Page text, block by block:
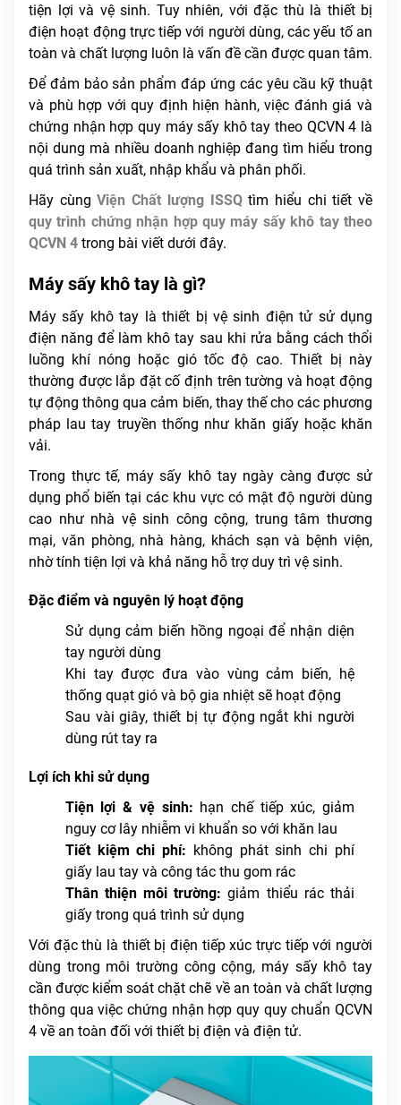
tiện lợi và vệ sinh. Tuy nhiên, với đặc thù là thiết bị
điện hoạt động trực tiếp với người dùng, các yếu tố an
toàn và chất lượng luôn là vấn đề cần được quan tâm.
Để đảm bảo sản phẩm đáp ứng các yêu cầu kỹ thuật
và phù hợp với quy định hiện hành, việc đánh giá và
chứng nhận hợp quy máy sấy khô tay theo QCVN 4 là
nội dung mà nhiều doanh nghiệp đang tìm hiểu trong
quá trình sản xuất, nhập khẩu và phân phối.
Hãy cùngViện Chất lượng ISSQtìm hiểu chi tiết về
quy trình chứng nhận hợp quy máy sấy khô tay theo
QCVN 4 trong bài viết dưới đây.
Máy sấy khô tay là gì?
Máy sấy khô tay là thiết bị vệ sinh điện tử sử dụng
điện năng để làm khô tay sau khi rửa bằng cách thổi
luồng khí nóng hoặc gió tốc độ cao. Thiết bị này
thường được lắp đặt cố định trên tường và hoạt động
tự động thông qua cảm biến, thay thế cho các phương
pháp lau tay truyền thống như khăn giấy hoặc khăn
vải.
Trong thực tế, máy sấy khô tay ngày càng được sử
dụng phổ biến tại các khu vực có mật độ người dùng
cao như nhà vệ sinh công cộng, trung tâm thương
mại, văn phòng, nhà hàng, khách sạn và bệnh viện,
nhờ tính tiện lợi và khả năng hỗ trợ duy trì vệ sinh.
Đặc điểm và nguyên lý hoạt động
Sử dụng cảm biến hồng ngoại để nhận diện
tay người dùng
Khi tay được đưa vào vùng cảm biến, hệ
thống quạt gió và bộ gia nhiệt sẽ hoạt động
Sau vài giây, thiết bị tự động ngắt khi người
dùng rút tay ra
Lợi ích khi sử dụng
Tiện lợi & vệ sinh: hạn chế tiếp xúc, giảm
nguy cơ lây nhiễm vi khuẩn so với khăn lau
Tiết kiệm chi phí: không phát sinh chi phí
giấy lau tay và công tác thu gom rác
Thân thiện môi trường:giảm thiểu rác thải
giấy trong quá trình sử dụng
Với đặc thù là thiết bị điện tiếp xúc trực tiếp với người
dùng trong môi trường công cộng, máy sấy khô tay
cần được kiểm soát chặt chẽ về an toàn và chất lượng
thông qua việc chứng nhận hợp quy quy chuẩn QCVN
4 về an toàn đối với thiết bị điện và điện tử.